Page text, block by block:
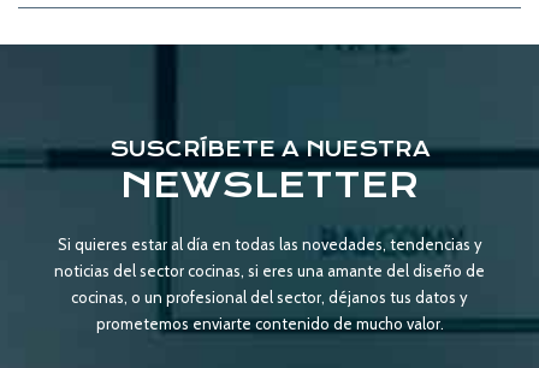
SUSCRÍBETE A NUESTRA
NEWSLETTER
Si quieres estar al día en todas las novedades, tendencias y
noticias del sector cocinas, si eres una amante del diseño de
cocinas, o un profesional del sector, déjanos tus datos y
prometemos enviarte contenido de mucho valor.